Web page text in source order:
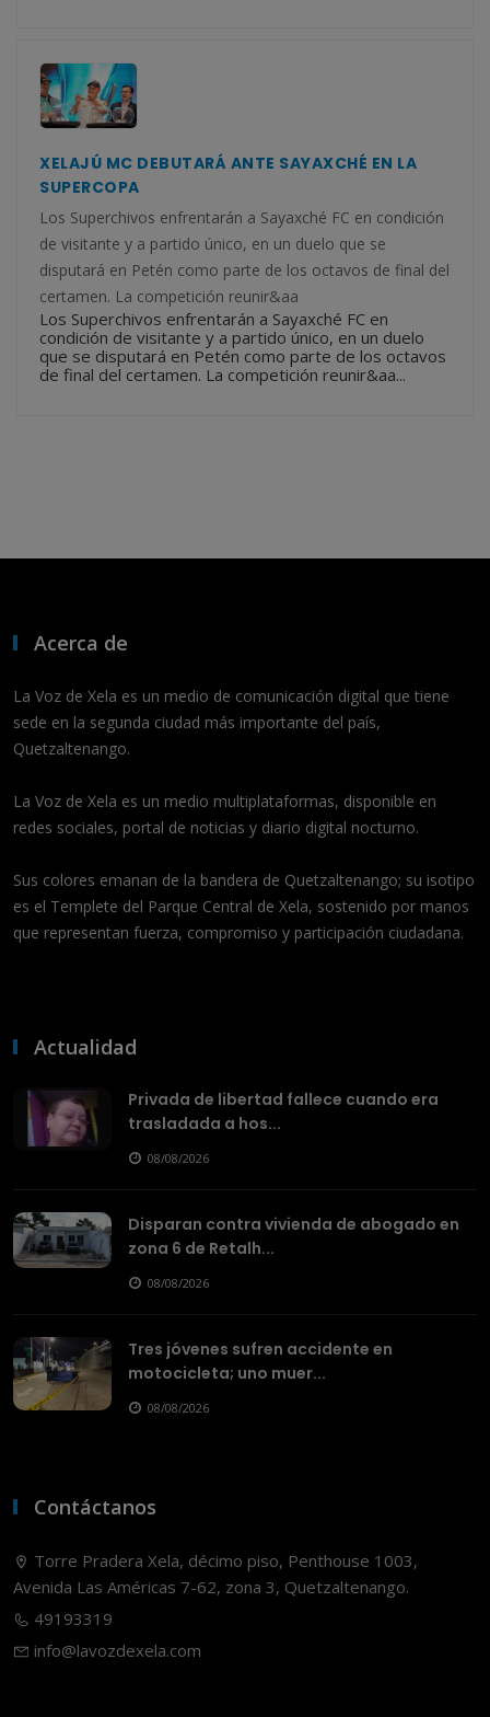
XELAJÚ MC DEBUTARÁ ANTE SAYAXCHÉ EN LA
SUPERCOPA
Los Superchivos enfrentarán a Sayaxché FC en condición
de visitante y a partido único, en un duelo que se
disputará en Petén como parte de los octavos de final del
certamen. La competición reunir&aa
Los Superchivos enfrentarán a Sayaxché FC en
condición de visitante y a partido único, en un duelo
que se disputará en Petén como parte de los octavos
de final del certamen. La competición reunir&aa...
Acerca de
La Voz de Xela es un medio de comunicación digital que tiene
sede en la segunda ciudad más importante del país,
Quetzaltenango.
La Voz de Xela es un medio multiplataformas, disponible en
redes sociales, portal de noticias y diario digital nocturno.
Sus colores emanan de la bandera de Quetzaltenango; su isotipo
es el Templete del Parque Central de Xela, sostenido por manos
que representan fuerza, compromiso y participación ciudadana.
Actualidad
Privada de libertad fallece cuando era
trasladada a hos...
08/08/2026
Disparan contra vivienda de abogado en
zona 6 de Retalh...
08/08/2026
Tres jóvenes sufren accidente en
motocicleta; uno muer...
08/08/2026
Contáctanos
Torre Pradera Xela, décimo piso, Penthouse 1003,
Avenida Las Américas 7-62, zona 3, Quetzaltenango.
49193319
info@lavozdexela.com